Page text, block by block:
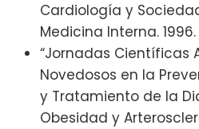
Cardiología y
Medicina Interna. 1996.
“Jornadas Científicas
Novedosos en la
y Tratamiento de la
Obesidad y